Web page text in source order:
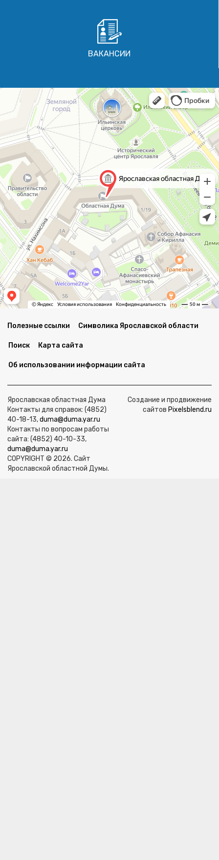
ВАКАНСИИ
Полезные ссылки Символика Ярославской области
Поиск Карта сайта
Об использовании информации сайта
Ярославская областная Дума
Контакты для справок: (4852)
40-18-13,duma@duma.yar.ru
Контакты по вопросам работы
сайта: (4852) 40-10-33,
duma@duma.yar.ru
COPYRIGHT © 2026. Сайт
Ярославской областной Думы.
Создание и продвижение
сайтов Pixelsblend.ru